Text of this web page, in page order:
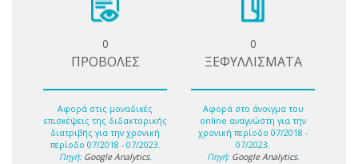
0
ΠΡΟΒΟΛΕΣ
Αφορά στις μοναδικές
επισκέψεις της διδακτορικής
διατριβής για την χρονική
περίοδο 07/2018 - 07/2023.
Πηγή: Google Analytics.
0
ΞΕΦΥΛΛΙΣΜΑΤΑ
Αφορά στο άνοιγμα του
online αναγνώστη για την
χρονική περίοδο 07/2018 -
07/2023.
Πηγή: Google Analytics.